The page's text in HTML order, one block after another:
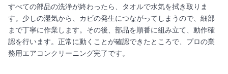
すべての部品の洗浄が終わったら、タオルで水気を拭き取りま
す。少しの湿気から、カビの発生につながってしまうので、細部
まで丁寧に作業します。その後、部品を順番に組み立て、動作確
認を行います。正常に動くことが確認できたところで、プロの業
務用エアコンクリーニング完了です。